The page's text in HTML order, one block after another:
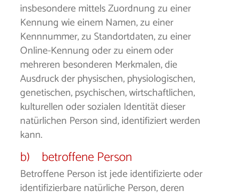
insbesondere mittels Zuordnung zu einer
Kennung wie einem Namen, zu einer
Kennnummer, zu Standortdaten, zu einer
Online-Kennung oder zu einem oder
mehreren besonderen Merkmalen, die
Ausdruck der physischen, physiologischen,
genetischen, psychischen, wirtschaftlichen,
kulturellen oder sozialen Identität dieser
natürlichen Person sind, identifiziert werden
kann.
b) betroffene Person
Betroffene Person ist jede identifizierte oder
identifizierbare natürliche Person, deren